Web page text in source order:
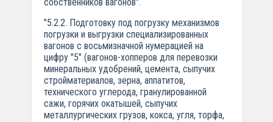
"5.2.2. Подготовку под погрузку механизмов
погрузки и выгрузки специализированных
вагонов с восьмизначной нумерацией на
цифру "5" (вагонов-хопперов для перевозки
минеральных удобрений, цемента, сыпучих
стройматериалов, зерна, аппатитов,
технического углерода, гранулированной
сажи, горячих окатышей, сыпучих
металлургических грузов, кокса, угля, торфа,